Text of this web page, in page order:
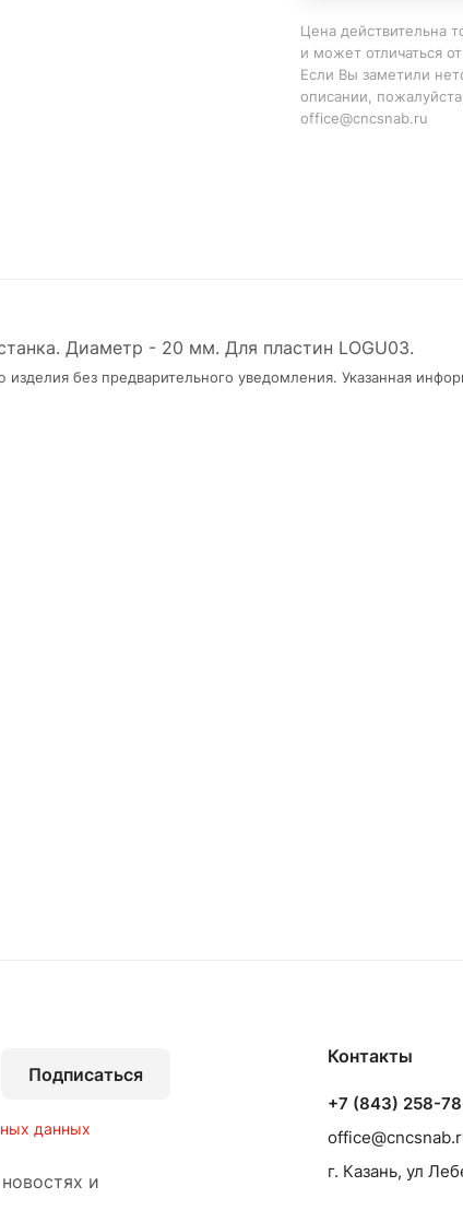
Цена действительна
и может отличаться
Если Вы заметили
описании,
office@cncsnab.ru
Диаметр - 20 мм. Для пластин LOGU03.
без предварительного уведомления. Указанная
Подписаться
данных
и
Контакты
+7 (843) 258-
г. Казань, ул